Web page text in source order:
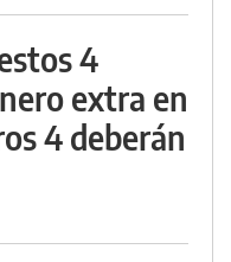
4
extra en
4 deberán